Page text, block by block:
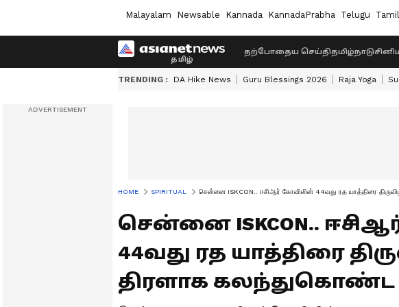
Malayalam Newsable Kannada KannadaPrabha Telugu Tamil
தற்போதைய செய்திதமிழ்நாடு
TRENDING : DA Hike News Guru Blessings 2026 Raja Yoga
HOME SPIRITUAL சென்னை ISKCON.. ஈசிஆர் கோவிலின் 44வது ரத யாத்திரை
சென்னை ISKCON..
44வது ரத யாத்திரை
திரளாக கலந்துகொண்ட